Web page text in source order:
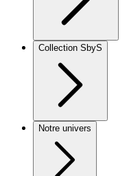
Collection SbyS
Notre univers